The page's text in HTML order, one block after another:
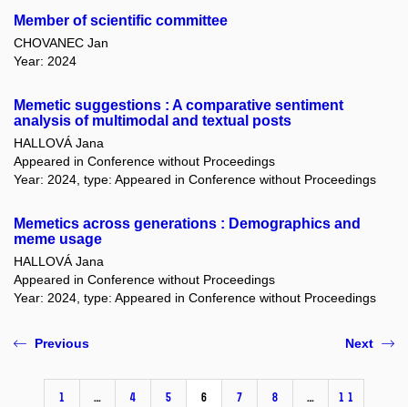
Member of scientific committee
CHOVANEC Jan
Year: 2024
Memetic suggestions : A comparative sentiment
analysis of multimodal and textual posts
HALLOVÁ Jana
Appeared in Conference without Proceedings
Year: 2024, type: Appeared in Conference without Proceedings
Memetics across generations : Demographics and
meme usage
HALLOVÁ Jana
Appeared in Conference without Proceedings
Year: 2024, type: Appeared in Conference without Proceedings
Previous
1 … 4 5 6 7 8 … 11
Next